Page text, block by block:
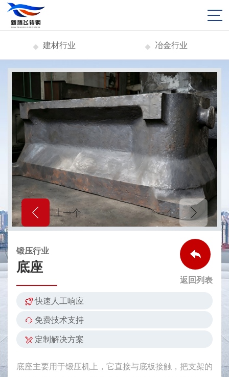
建材行业 冶金行业
上一个 下一个
锻压行业
底座
返回列表
快速人工响应
免费技术支持
定制解决方案
底座主要用于锻压机上，它直接与底板接触，把支架的